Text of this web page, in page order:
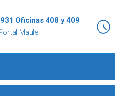
Oficinas 408 y 409
Maule